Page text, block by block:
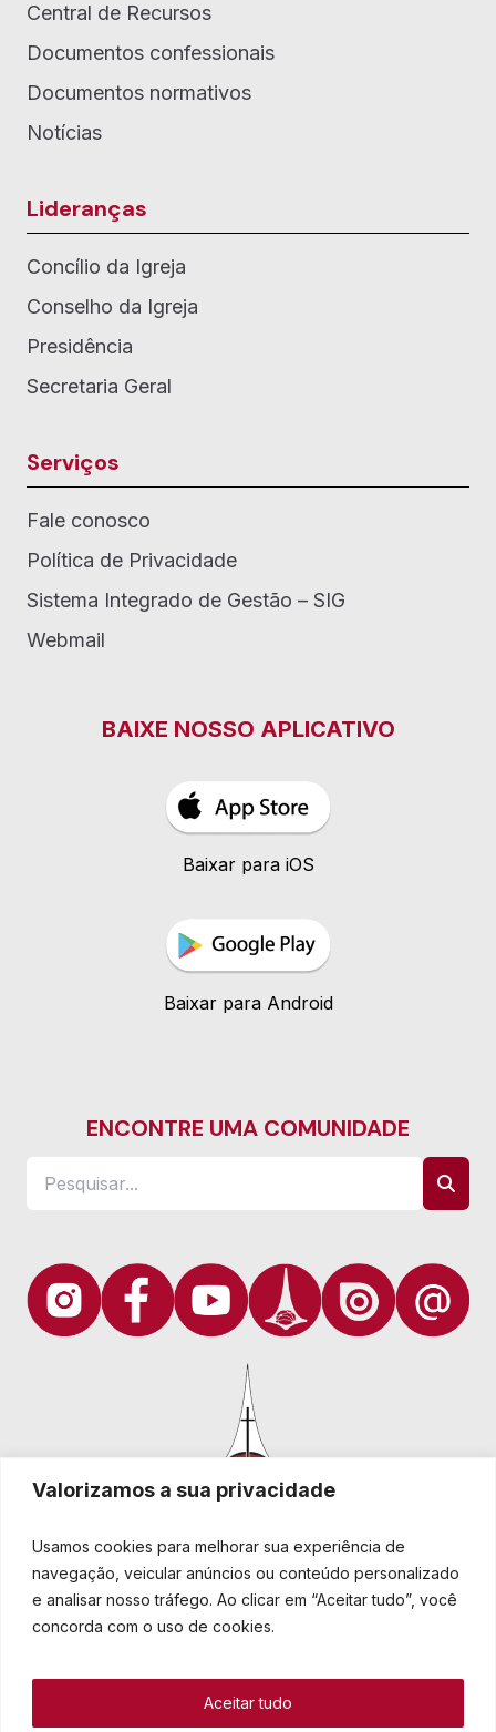
Valorizamos a sua privacidade
Usamos cookies para melhorar sua experiência de
navegação, veicular anúncios ou conteúdo personalizado
e analisar nosso tráfego. Ao clicar em “Aceitar tudo”, você
concorda com o uso de cookies.
Aceitar tudo
Central de Recursos
Documentos confessionais
Documentos normativos
Notícias
Lideranças
Concílio da Igreja
Conselho da Igreja
Presidência
Secretaria Geral
Serviços
Fale conosco
Política de Privacidade
Sistema Integrado de Gestão – SIG
Webmail
BAIXE NOSSO APLICATIVO
Baixar para iOS
Baixar para Android
ENCONTRE UMA COMUNIDADE
Igreja Evangélica de Confissão Luterana no Brasil
Sede nacional: Rua Senhor dos Passos, 202/4º andar Centro -